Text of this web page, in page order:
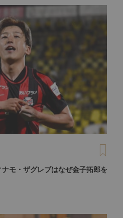
モ・ザグレブはなぜ金子拓郎を